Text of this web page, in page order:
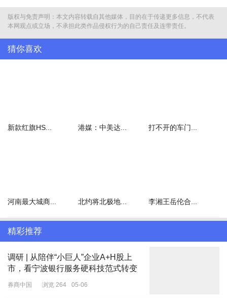
一南非最大的非政府供餐计划的成功模式“开源”，希望借此呼吁更多
因为这种被欺骗的感受而受到动摇。毕竟，在大众的认知里，商业行
的旗号，也难以逃脱消费者的质疑目光。这种信任危机一旦蔓延，对
于品牌的长期发展无疑是一种潜在的威胁。
版权与免责声明：本文内容转载自其他媒体，目的在于传递更多信息，不代表
本网观点或立场，不承担此类作品侵权行为的自己责任及连带责任。
猜你喜欢
新款红旗HS... 港媒：中美达... 打不开的车门...
河南最大城商... 北约将北极地... 李湘王岳伦合...
精彩推荐
调研 | 从陪伴“小巨人”企业A+H股上
市，看宁波银行服务硬科技范式转变
券商中国 浏览 264 05-06